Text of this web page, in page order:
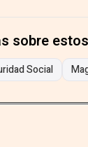
sobre
Social